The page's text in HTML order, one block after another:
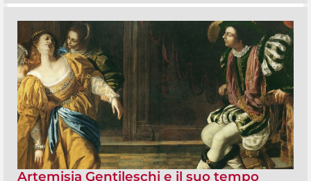
Artemisia Gentileschi e il suo tempo